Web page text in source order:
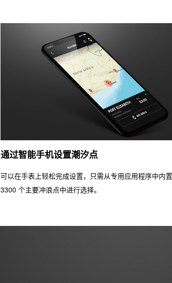
通过智能手机设置潮汐点
可以在手表上轻松完成设置，只需从专用应用程序中内
3300 个主要冲浪点中进行选择。